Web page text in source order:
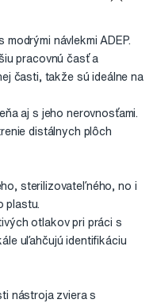
návlekmi ADEP.
pracovnú časť a
časti, takže sú ideálne na
aj s jeho nerovnosťami.
distálnych plôch
sterilizovateľného, no i
plastu.
otlakov pri práci s
uľahčujú identifikáciu
nástroja zviera s